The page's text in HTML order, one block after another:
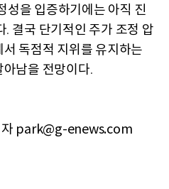
성을 입증하기에는 아직 진
. 결국 단기적인 주가 조정 압
독점적 지위를 유지하는
남을 전망이다.
자 park@g-enews.com